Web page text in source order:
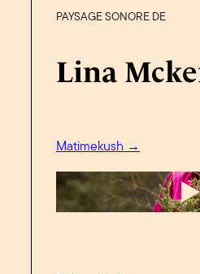
PAYSAGE SONORE DE
Lina
Matimekush →